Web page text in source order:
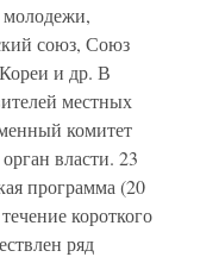
молодежи,
союз, Союз
и др. В
местных
комитет
власти. 23
программа (20
короткого
ряд